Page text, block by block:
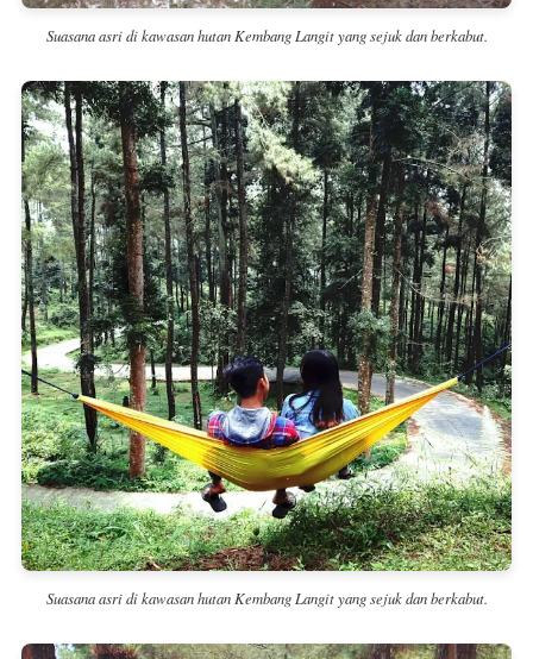
Suasana asri di kawasan hutan Kembang Langit yang sejuk dan berkabut.
Suasana asri di kawasan hutan Kembang Langit yang sejuk dan berkabut.